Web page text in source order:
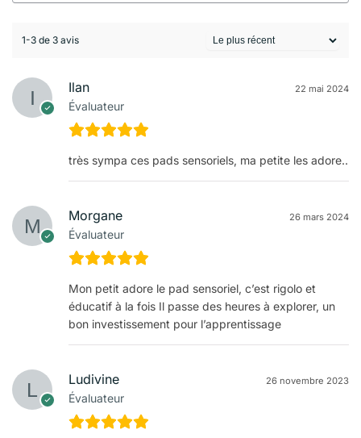
1-3 de 3 avis
Ilan
Évaluateur
22 mai 2024
très sympa ces pads sensoriels, ma petite les adore..
Morgane
Évaluateur
26 mars 2024
Mon petit adore le pad sensoriel, c’est rigolo et
éducatif à la fois Il passe des heures à explorer, un
bon investissement pour l’apprentissage
Ludivine
Évaluateur
26 novembre 2023